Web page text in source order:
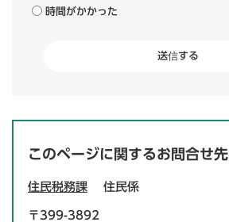
時間がかかった
このページに関するお問合せ先
住民税務課 住民係
〒399-3892